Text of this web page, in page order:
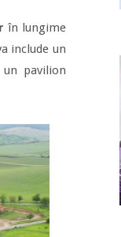
în lungime
include un
pavilion